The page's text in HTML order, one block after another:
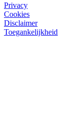
Privacy
Cookies
Disclaimer
Toegankelijkheid